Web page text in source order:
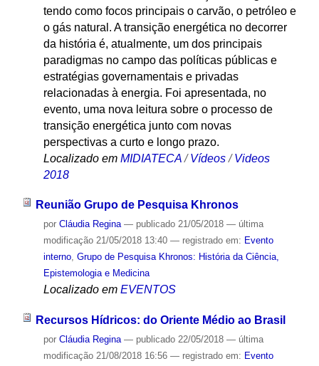
tendo como focos principais o carvão, o petróleo e
o gás natural. A transição energética no decorrer
da história é, atualmente, um dos principais
paradigmas no campo das políticas públicas e
estratégias governamentais e privadas
relacionadas à energia. Foi apresentada, no
evento, uma nova leitura sobre o processo de
transição energética junto com novas
perspectivas a curto e longo prazo.
Localizado em MIDIATECA /Vídeos /Videos
2018
Reunião Grupo de Pesquisa Khronos
por Cláudia Regina — publicado21/05/2018 — última
modificação21/05/2018 13:40 — registrado em: Evento
interno, Grupo de Pesquisa Khronos: História da Ciência,
Epistemologia e Medicina
Localizado em EVENTOS
Recursos Hídricos: do Oriente Médio ao Brasil
por Cláudia Regina — publicado22/05/2018 — última
modificação21/08/2018 16:56 — registrado em: Evento